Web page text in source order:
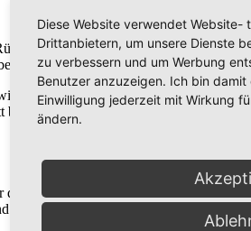
derMiniaturkirmes von Rainer
jeden Alters erobern.
imPatroklus-Hausin Soest zu
2 Euro für Erwachsene und 1 Euro
Soester) Kirmesgeschehen in
spannend machen. Auf einer
Diese Website verwendet Website-
Drittanbietern, um unsere Dienste
zu verbessern und um Werbung
Benutzer anzuzeigen. Ich bin
Einwilligung jederzeit mit Wirkung
ändern.